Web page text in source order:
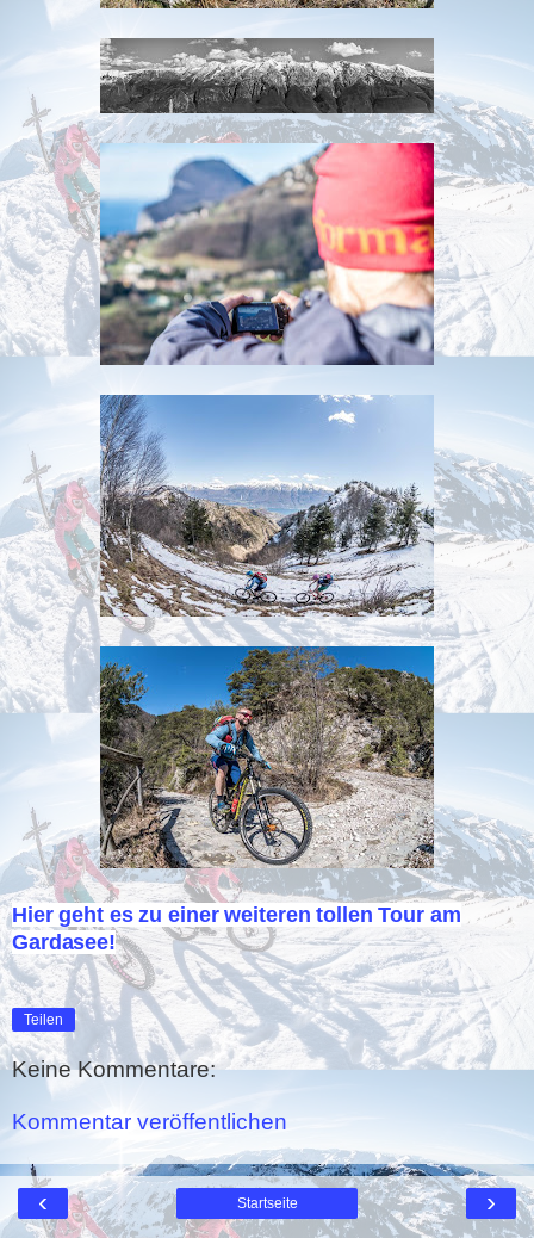
Hier geht es zu einer weiteren tollen Tour am
Gardasee!
Teilen
Keine Kommentare:
Kommentar veröffentlichen
‹ ›
Startseite